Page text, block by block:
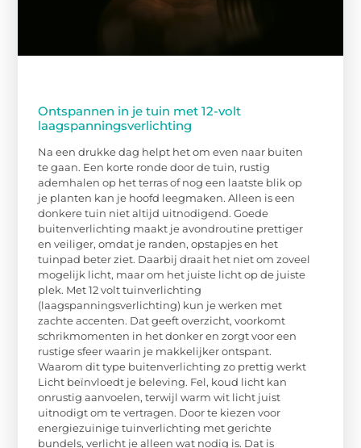
Ontspannen in je tuin met 12-volt
laagspanningsverlichting
Na een drukke dag helpt het om even naar buiten
te gaan. Een korte ronde door de tuin, rustig
ademhalen op het terras of nog een laatste blik op
je planten kan je hoofd leegmaken. Alleen is een
donkere tuin niet altijd uitnodigend. Goede
buitenverlichting maakt je avondroutine prettiger
en veiliger, omdat je randen, opstapjes en het
tuinpad beter ziet. Daarbij draait het niet om zoveel
mogelijk licht, maar om het juiste licht op de juiste
plek. Met 12 volt tuinverlichting
(laagspanningsverlichting) kun je werken met
zachte accenten. Dat geeft overzicht, voorkomt
schrikmomenten in het donker en zorgt voor een
rustige sfeer waarin je makkelijker ontspant.
Waarom dit type buitenverlichting zo prettig werkt
Licht beïnvloedt je beleving. Fel, koud licht kan
onrustig aanvoelen, terwijl warm wit licht juist
uitnodigt om te vertragen. Door te kiezen voor
energiezuinige tuinverlichting met gerichte
bundels, verlicht je alleen wat nodig is. Dat is